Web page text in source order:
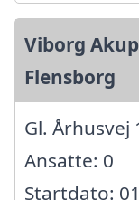
Viborg
Flensborg
Gl. Århusvej
Ansatte: 0
Startdato: